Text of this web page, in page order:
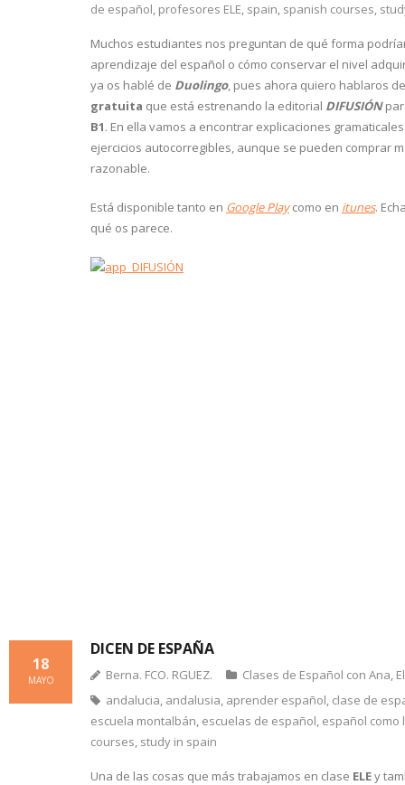
de español, profesores ELE, spain, spanish courses,
Muchos estudiantes nos preguntan de qué forma
aprendizaje del español o cómo conservar el nivel
ya os hablé de Duolingo, pues ahora quiero hablaros
gratuita que está estrenando la editorial DIFUSIÓN
B1. En ella vamos a encontrar explicaciones
ejercicios autocorregibles, aunque se pueden comprar
razonable.
Está disponible tanto en Google Playcomo en itunes.
qué os parece.
DICEN DE ESPAÑA
18
MAYO Berna. FCO. RGUEZ. Clases de Español con Ana
andalucia andalusia aprender español clase de
escuela montalbán escuelas de español español como
courses study in spain
Una de las cosas que más trabajamos en clase ELEy